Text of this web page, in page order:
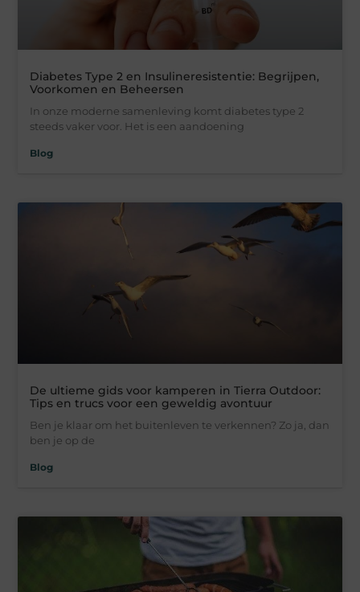
Diabetes Type 2 en Insulineresistentie: Begrijpen,
Voorkomen en Beheersen
In onze moderne samenleving komt diabetes type 2
steeds vaker voor. Het is een aandoening
Blog
De ultieme gids voor kamperen in Tierra Outdoor:
Tips en trucs voor een geweldig avontuur
Ben je klaar om het buitenleven te verkennen? Zo ja, dan
ben je op de
Blog